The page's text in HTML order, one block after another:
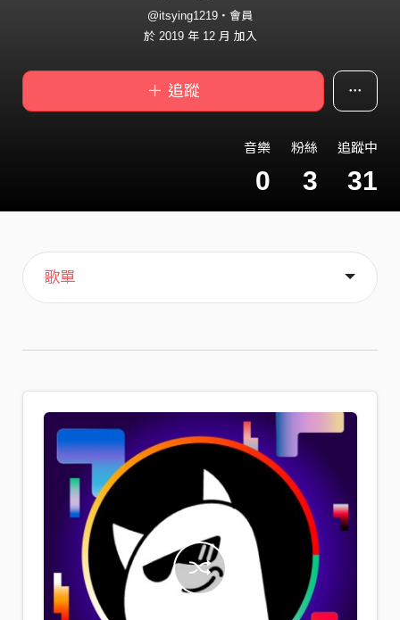
@itsying1219・會員
於 2019 年 12 月 加入
＋ 追蹤
音樂
0
粉絲
3
追蹤中
31
主頁
歌單
喜歡
關於